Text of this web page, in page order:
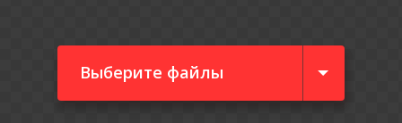
Выберите файлы